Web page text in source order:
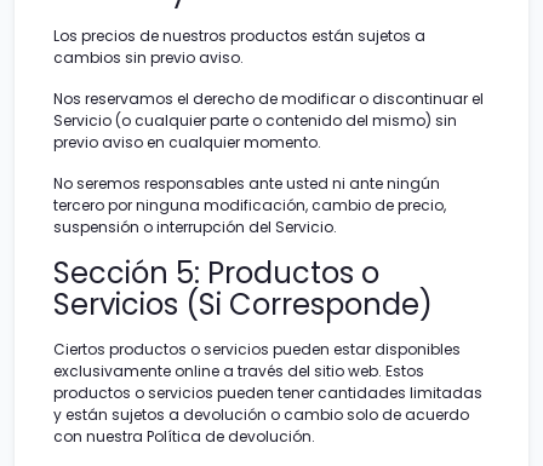
Los precios de nuestros productos están sujetos a
cambios sin previo aviso.
Nos reservamos el derecho de modificar o discontinuar el
Servicio (o cualquier parte o contenido del mismo) sin
previo aviso en cualquier momento.
No seremos responsables ante usted ni ante ningún
tercero por ninguna modificación, cambio de precio,
suspensión o interrupción del Servicio.
Sección 5: Productos o
Servicios (Si Corresponde)
Ciertos productos o servicios pueden estar disponibles
exclusivamente online a través del sitio web. Estos
productos o servicios pueden tener cantidades limitadas
y están sujetos a devolución o cambio solo de acuerdo
con nuestra Política de devolución.